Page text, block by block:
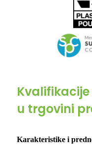
Kvalifikacije
u trgovini
Karakteristike i